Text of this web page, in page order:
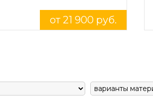
от 21 900 руб.